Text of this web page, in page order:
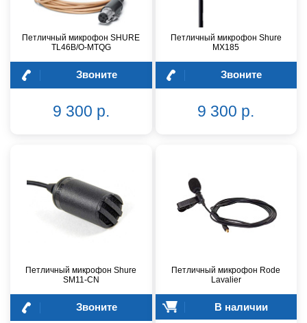
Петличный микрофон SHURE
TL46B/O-MTQG
Звоните
9 300 р.
Петличный микрофон Shure
MX185
Звоните
9 300 р.
Петличный микрофон Shure
SM11-CN
Звоните
Петличный микрофон Rode
Lavalier
В наличии